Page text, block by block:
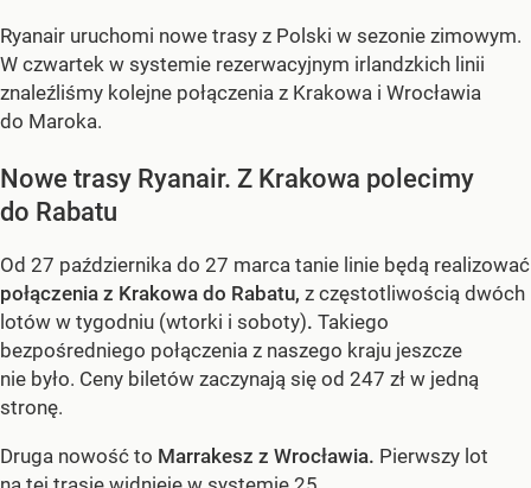
Ryanair uruchomi nowe trasy z Polski w sezonie zimowym.
W czwartek w systemie rezerwacyjnym irlandzkich linii
znaleźliśmy kolejne połączenia z Krakowa i Wrocławia
do Maroka.
Nowe trasy Ryanair. Z Krakowa polecimy
do Rabatu
Od 27 października do 27 marca tanie linie będą realizować
połączenia z Krakowa do Rabatu, z częstotliwością dwóch
lotów w tygodniu (wtorki i soboty). Takiego
bezpośredniego połączenia z naszego kraju jeszcze
nie było. Ceny biletów zaczynają się od 247 zł w jedną
stronę.
Druga nowość to Marrakesz z Wrocławia. Pierwszy lot